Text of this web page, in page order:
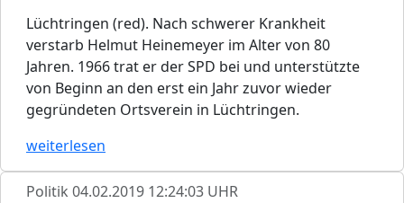
Lüchtringen (red). Nach schwerer Krankheit
verstarb Helmut Heinemeyer im Alter von 80
Jahren. 1966 trat er der SPD bei und unterstützte
von Beginn an den erst ein Jahr zuvor wieder
gegründeten Ortsverein in Lüchtringen.
weiterlesen
Politik 04.02.2019 12:24:03 UHR